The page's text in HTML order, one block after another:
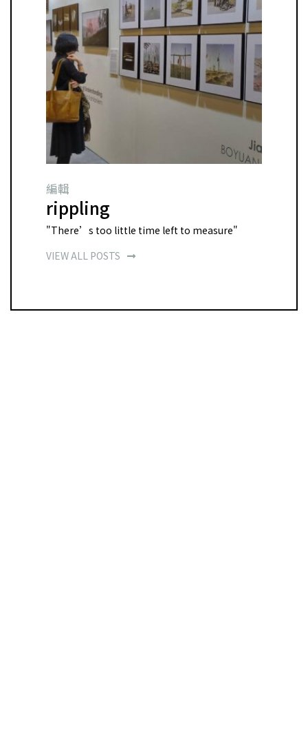
編輯
rippling
"There’s too little time left to measure"
VIEW ALL POSTS